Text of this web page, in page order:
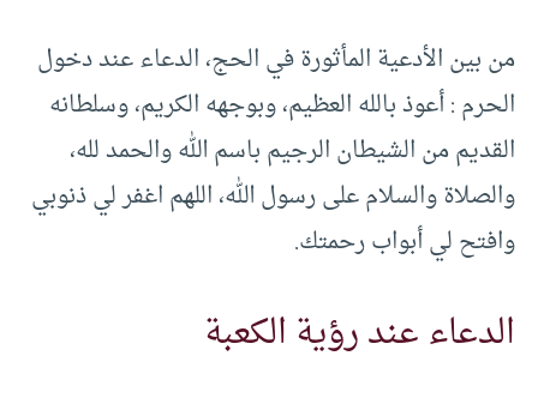
من بين الأدعية المأثورة في الحج، الدعاء عند دخول
الحرم : أعوذ بالله العظيم، وبوجهه الكريم، وسلطانه
القديم من الشيطان الرجيم باسم الله والحمد لله،
والصلاة والسلام على رسول الله، اللهم اغفر لي ذنوبي
وافتح لي أبواب رحمتك.
الدعاء عند رؤية الكعبة